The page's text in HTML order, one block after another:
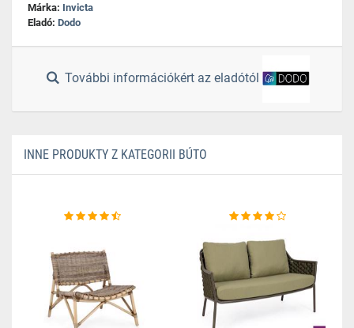
Márka: Invicta
Eladó: Dodo
További információkért az eladótól
INNE PRODUKTY Z KATEGORII BÚTO